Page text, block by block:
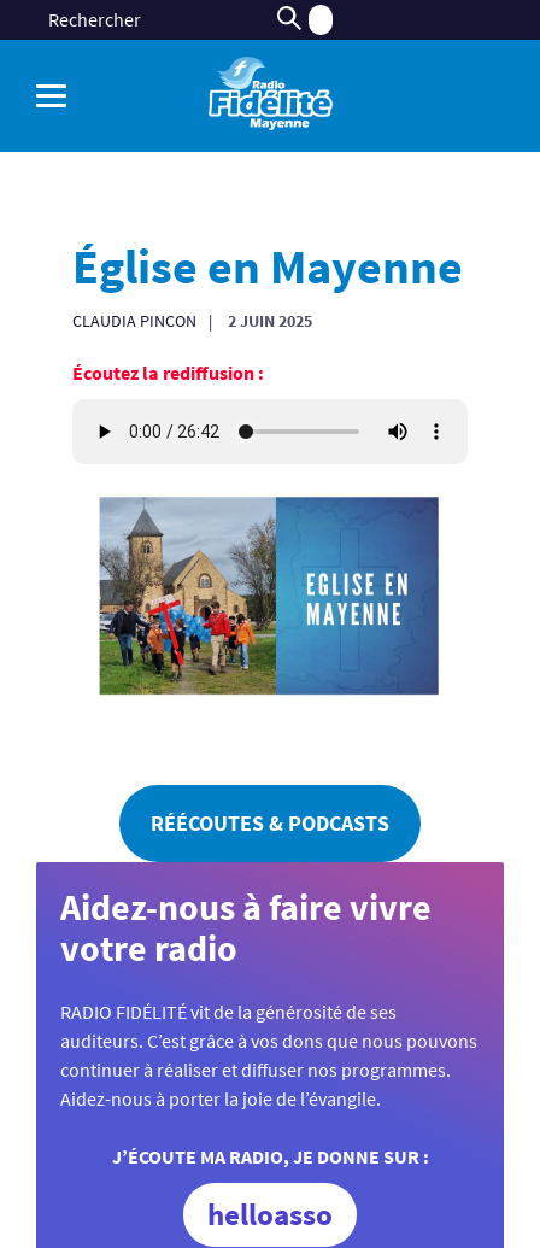
Église en Mayenne
CLAUDIA PINCON 2 JUIN 2025
Écoutez la rediffusion :
RÉÉCOUTES & PODCASTS
Aidez-nous à faire vivre
votre radio
RADIO FIDÉLITÉ vit de la générosité de ses
auditeurs. C’est grâce à vos dons que nous pouvons
continuer à réaliser et diffuser nos programmes.
Aidez-nous à porter la joie de l’évangile.
J’ÉCOUTE MA RADIO, JE DONNE SUR :
helloasso